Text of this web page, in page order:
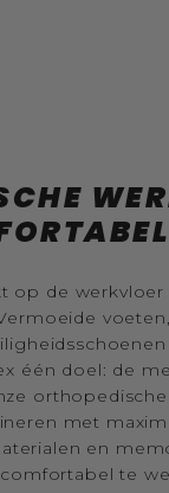
op de
één doel: de
met
en
te